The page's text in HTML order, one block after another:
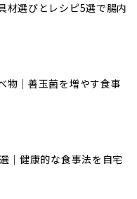
材選びとレシピ5選で腸内
物｜善玉菌を増やす食事
｜健康的な食事法を自宅